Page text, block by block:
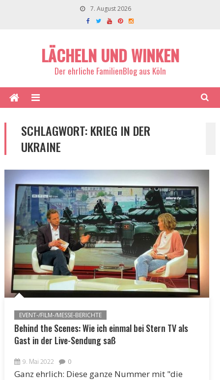
7. August 2026
LÄCHELN UND WINKEN
Der ehrliche FamilienBlog aus Köln
SCHLAGWORT:KRIEG IN DER
UKRAINE
EVENT-/FILM-/MESSE-BERICHTE
Behind the Scenes: Wie ich einmal bei Stern TV als
Gast in der Live-Sendung saß
9. Mai 2022 0
Ganz ehrlich: Diese ganze Nummer mit "die